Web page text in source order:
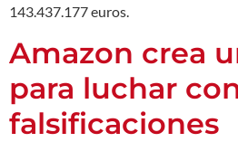
143.437.177 euros.
Amazon crea
para luchar
falsificaciones